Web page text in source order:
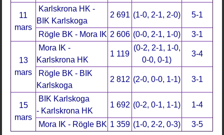
11
mars
Karlskrona HK -
BIK Karlskoga
2 691 (1-0, 2-1, 2-0) 5-1
Rögle BK - Mora IK 2 606 (0-0, 2-1, 1-0) 3-1
13
mars
Mora IK -
Karlskrona HK
1 119
(0-2, 2-1, 1-0,
0-0, 0-1)
3-4
Rögle BK - BIK
Karlskoga
2 812 (2-0, 0-0, 1-1) 3-1
15
mars
BIK Karlskoga
- Karlskrona HK
1 692 (0-2, 0-1, 1-1) 1-4
Mora IK - Rögle BK 1 359 (1-0, 2-2, 0-3) 3-5